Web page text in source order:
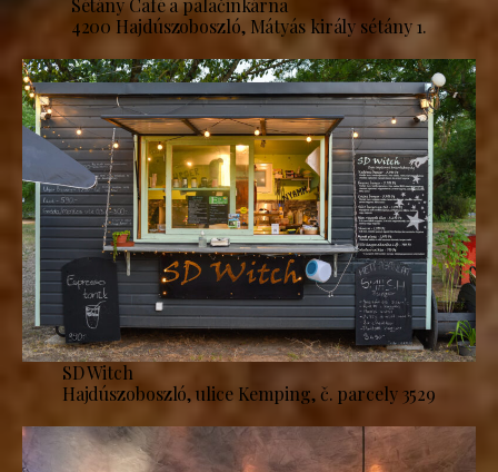
Sétány Café a palačinkárna
4200 Hajdúszoboszló, Mátyás király sétány 1.
SD Witch
Hajdúszoboszló, ulice Kemping, č. parcely 3529